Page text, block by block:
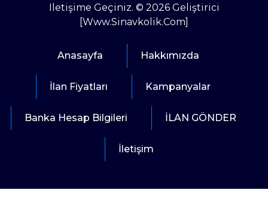
Iletişime Geçiniz. © 2026 Geliştirici
[www.sinavkolik.com]
Anasayfa Hakkımızda
İlan Fiyatları Kampanyalar
Banka Hesap Bilgileri İLAN GÖNDER
İletişim